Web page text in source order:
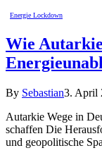
Energie Lockdown
Wie
By Sebastian3. April
Autarkie Wege in
schaffen Die
und geopolitische